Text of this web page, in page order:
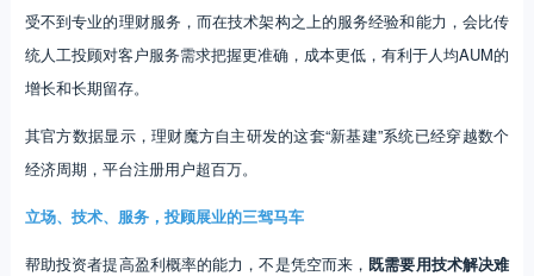
受不到专业的理财服务，而在技术架构之上的服务经验和能力，会比传
统人工投顾对客户服务需求把握更准确，成本更低，有利于人均AUM的
增长和长期留存。
其官方数据显示，理财魔方自主研发的这套“新基建”系统已经穿越数个
经济周期，平台注册用户超百万。
立场、技术、服务，投顾展业的三驾马车
帮助投资者提高盈利概率的能力，不是凭空而来，既需要用技术解决难